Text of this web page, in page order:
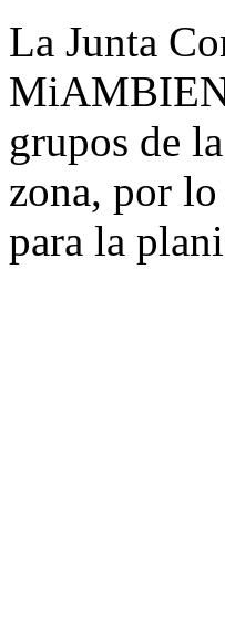
La Junta
grupos de
zona, por
para la